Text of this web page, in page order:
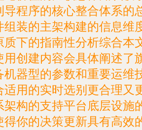
导程序的核心整合体系的
组装的主架构建的信息维
质下的指南性分析综合本
用创建内容会具体阐述了
机器型的参数和重要运维
适用的实时选别更合理又
架构的支持平台底层设施
得你的决策更新具有高效